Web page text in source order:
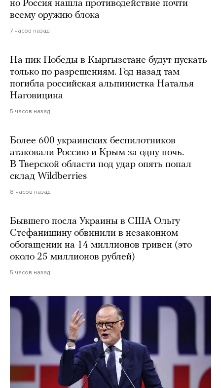
но Россия нашла противодействие почти
всему оружию блока
7 часов назад
На пик Победы в Кыргызстане будут пускать
только по разрешениям. Год назад там
погибла российская альпинистка Наталья
Наговицина
5 часов назад
Более 600 украинских беспилотников
атаковали Россию и Крым за одну ночь.
В Тверской области под удар опять попал
склад Wildberries
8 часов назад
Бывшего посла Украины в США Ольгу
Стефанишину обвинили в незаконном
обогащении на 14 миллионов гривен (это
около 25 миллионов рублей)
5 часов назад